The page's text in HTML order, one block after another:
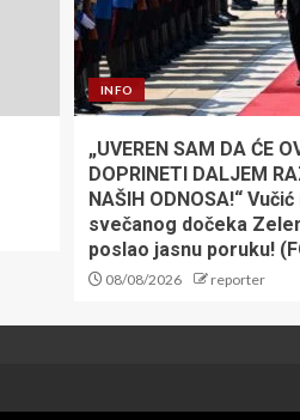
INFO
„UVEREN SAM DA ĆE
DOPRINETI DALJEM
NAŠIH ODNOSA!“
svečanog dočeka
poslao jasnu poruku!
08/08/2026 reporter